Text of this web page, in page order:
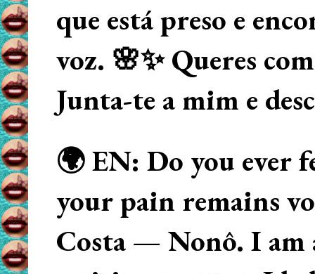
que está preso e
voz. 🌸✨ Queres
Junta-te a mim e
🌍 EN: Do you ever
your pain remains
Costa — Nonô. I am